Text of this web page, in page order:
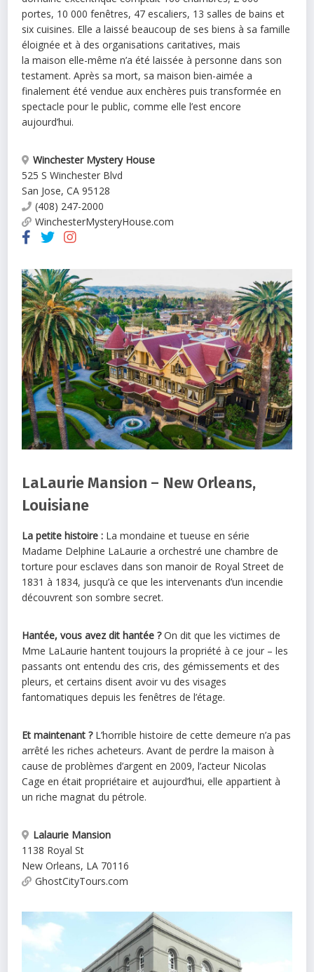
portes, 10 000 fenêtres, 47 escaliers, 13 salles de bains et
six cuisines. Elle a laissé beaucoup de ses biens à sa famille
éloignée et à des organisations caritatives, mais
lamaison elle-même n’a été laissée à personne dans son
testament. Après sa mort, samaison bien-aimée a
finalement été vendue aux enchères puis transformée en
spectacle pour le public, comme elle l’est encore
aujourd’hui.
Winchester Mystery House
525 S Winchester Blvd
San Jose, CA 95128
(408) 247-2000
WinchesterMysteryHouse.com
LaLaurie Mansion – New Orleans,
Louisiane
La petite histoire : La mondaine et tueuse en série
Madame Delphine LaLaurie a orchestré une chambre de
torture pour esclaves dans son manoir de Royal Street de
1831 à 1834, jusqu’à ce que les intervenants d’un incendie
découvrent son sombre secret.
Hantée, vous avez dit hantée ?On dit que les victimes de
Mme LaLaurie hantent toujours la propriété à ce jour – les
passants ont entendu des cris, des gémissements et des
pleurs, et certains disent avoir vu des visages
fantomatiques depuis les fenêtres de l’étage.
Et maintenant ?L’horrible histoire de cette demeure n’a pas
arrêté les riches acheteurs. Avant de perdre lamaison à
cause de problèmes d’argent en 2009, l’acteur Nicolas
Cage en était propriétaire et aujourd’hui, elle appartient à
un riche magnat du pétrole.
Lalaurie Mansion
1138 Royal St
New Orleans, LA 70116
GhostCityTours.com